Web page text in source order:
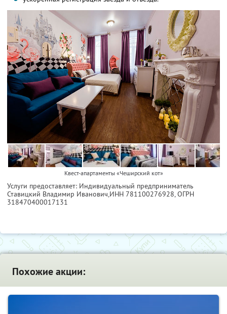
Квест-апартаменты «Чеширский кот»
Услуги предоставляет: Индивидуальный предприниматель
Ставицкий Владимир Иванович,ИНН 781100276928, ОГРН
318470400017131
Похожие акции: